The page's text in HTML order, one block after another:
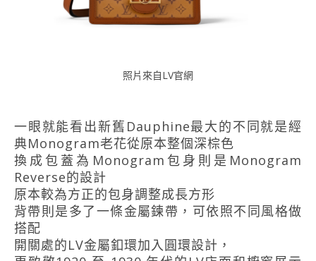
照片來自LV官網
一眼就能看出新舊Dauphine最大的不同就是經
典Monogram老花從原本整個深棕色
換成包蓋為Monogram包身則是Monogram
Reverse的設計
原本較為方正的包身調整成長方形
背帶則是多了一條金屬鍊帶，可依照不同風格做
搭配
開關處的LV金屬釦環加入圓環設計，